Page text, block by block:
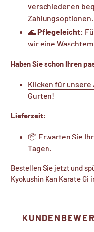
verschiedenen
Zahlungsoptionen.
🌊 Pflegeleicht:
wir eine
Haben Sie schon Ihren
Klicken für unsere
Gurten!
Lieferzeit:
📦 Erwarten Sie
Tagen.
Bestellen Sie jetzt und
Kyokushin Kan Karate Gi